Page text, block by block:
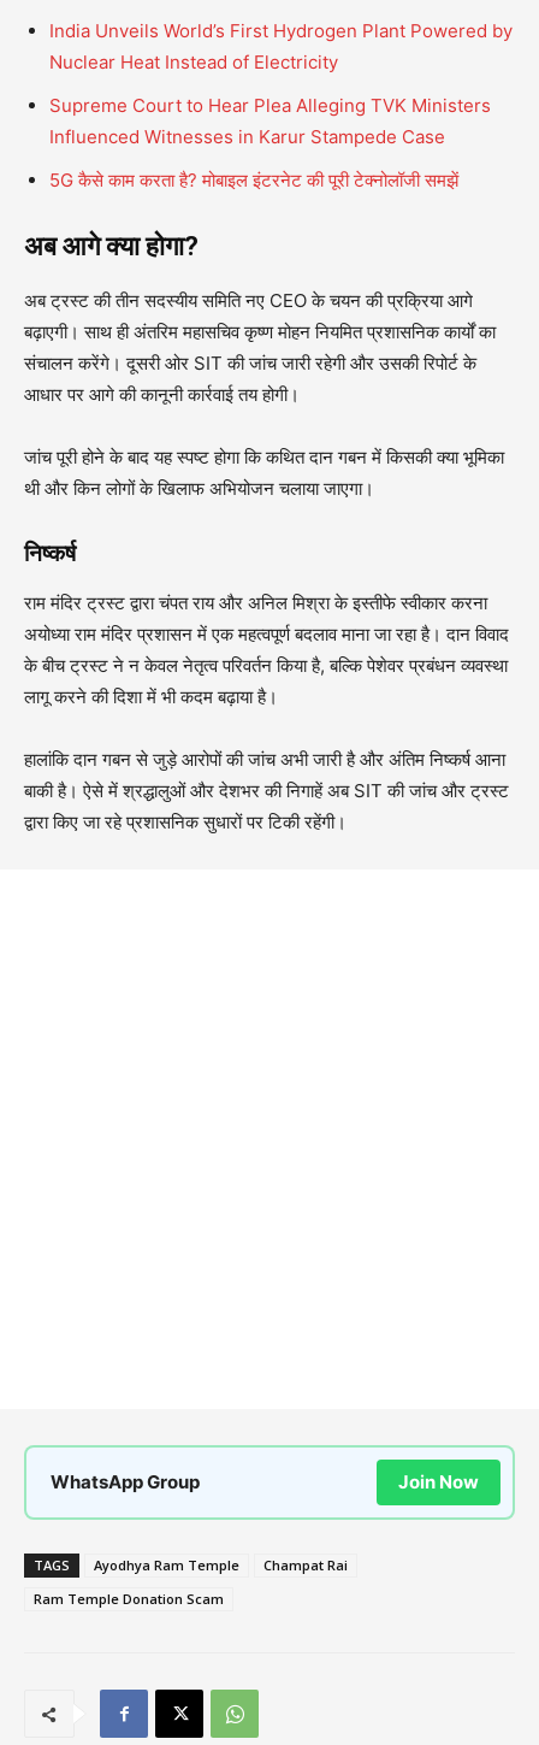
India Unveils World’s First Hydrogen Plant Powered by
Nuclear Heat Instead of Electricity
Supreme Court to Hear Plea Alleging TVK Ministers
Influenced Witnesses in Karur Stampede Case
5G कैसे काम करता है? मोबाइल इंटरनेट की पूरी टेक्नोलॉजी समझें
अब आगे क्या होगा?
अब ट्रस्ट की तीन सदस्यीय समिति नए CEO के चयन की प्रक्रिया आगे
बढ़ाएगी। साथ ही अंतरिम महासचिव कृष्ण मोहन नियमित प्रशासनिक कार्यों का
संचालन करेंगे। दूसरी ओर SIT की जांच जारी रहेगी और उसकी रिपोर्ट के
आधार पर आगे की कानूनी कार्रवाई तय होगी।
जांच पूरी होने के बाद यह स्पष्ट होगा कि कथित दान गबन में किसकी क्या भूमिका
थी और किन लोगों के खिलाफ अभियोजन चलाया जाएगा।
निष्कर्ष
राम मंदिर ट्रस्ट द्वारा चंपत राय और अनिल मिश्रा के इस्तीफे स्वीकार करना
अयोध्या राम मंदिर प्रशासन में एक महत्वपूर्ण बदलाव माना जा रहा है। दान विवाद
के बीच ट्रस्ट ने न केवल नेतृत्व परिवर्तन किया है, बल्कि पेशेवर प्रबंधन व्यवस्था
लागू करने की दिशा में भी कदम बढ़ाया है।
हालांकि दान गबन से जुड़े आरोपों की जांच अभी जारी है और अंतिम निष्कर्ष आना
बाकी है। ऐसे में श्रद्धालुओं और देशभर की निगाहें अब SIT की जांच और ट्रस्ट
द्वारा किए जा रहे प्रशासनिक सुधारों पर टिकी रहेंगी।
WhatsApp Group Join Now
TAGS Ayodhya Ram Temple
Champat Rai
Ram Temple Donation Scam